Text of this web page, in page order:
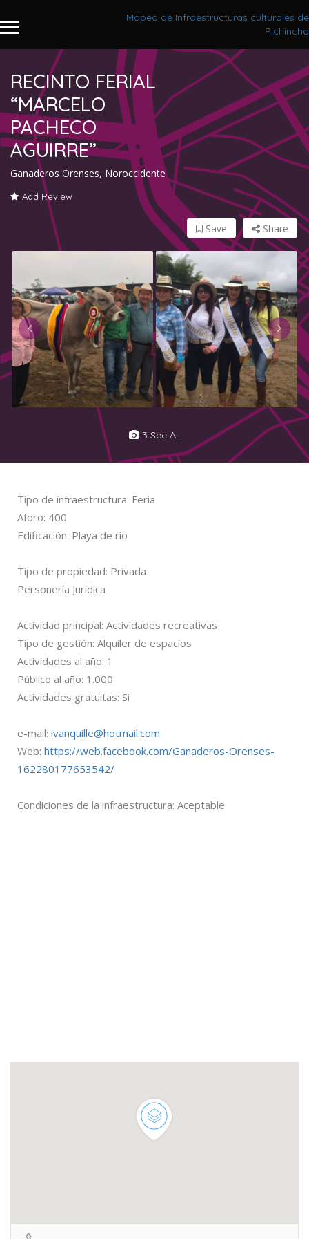
Mapeo de Infraestructuras culturales de
Pichincha
RECINTO FERIAL
“MARCELO
PACHECO
AGUIRRE”
Ganaderos Orenses, Noroccidente
Add Review
Share
Save
3 See All
Tipo de infraestructura: Feria
Aforo: 400
Edificación: Playa de río
Tipo de propiedad: Privada
Personería Jurídica
Actividad principal: Actividades recreativas
Tipo de gestión: Alquiler de espacios
Actividades al año: 1
Público al año: 1.000
Actividades gratuitas: Si
e-mail: ivanquille@hotmail.com
Web: https://web.facebook.com/Ganaderos-Orenses-
162280177653542/
Condiciones de la infraestructura: Aceptable